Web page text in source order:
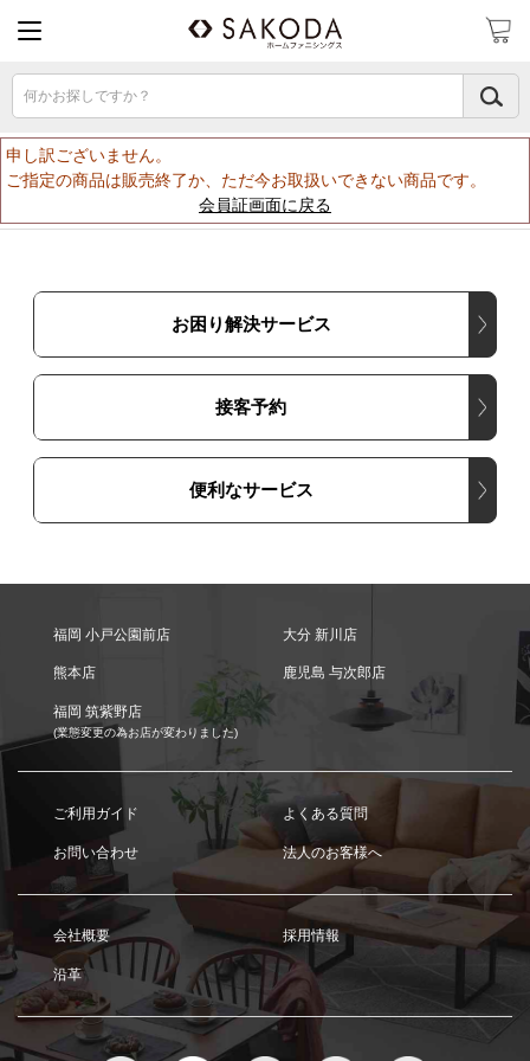
何かお探しですか？
申し訳ございません。
ご指定の商品は販売終了か、ただ今お取扱いできない商品です。
会員証画面に戻る
お困り解決サービス
接客予約
便利なサービス
福岡 小戸公園前店 大分 新川店
熊本店 鹿児島 与次郎店
福岡 筑紫野店
(業態変更の為お店が変わりました)
ご利用ガイド よくある質問
お問い合わせ 法人のお客様へ
会社概要 採用情報
沿革